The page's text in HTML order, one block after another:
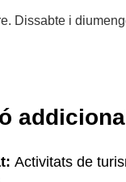
Dissabte i
Activitats de